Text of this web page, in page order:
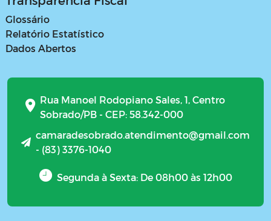
Glossário
Relatório Estatístico
Dados Abertos
Rua Manoel Rodopiano Sales, 1, Centro
Sobrado/PB - CEP: 58.342-000
camaradesobrado.atendimento@gmail.com
- (83) 3376-1040
Segunda à Sexta: De 08h00 às 12h00